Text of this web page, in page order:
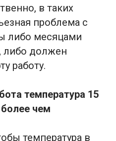
в таких
проблема с
либо месяцами
либо должен
работу.
температура 15
чем
температура в